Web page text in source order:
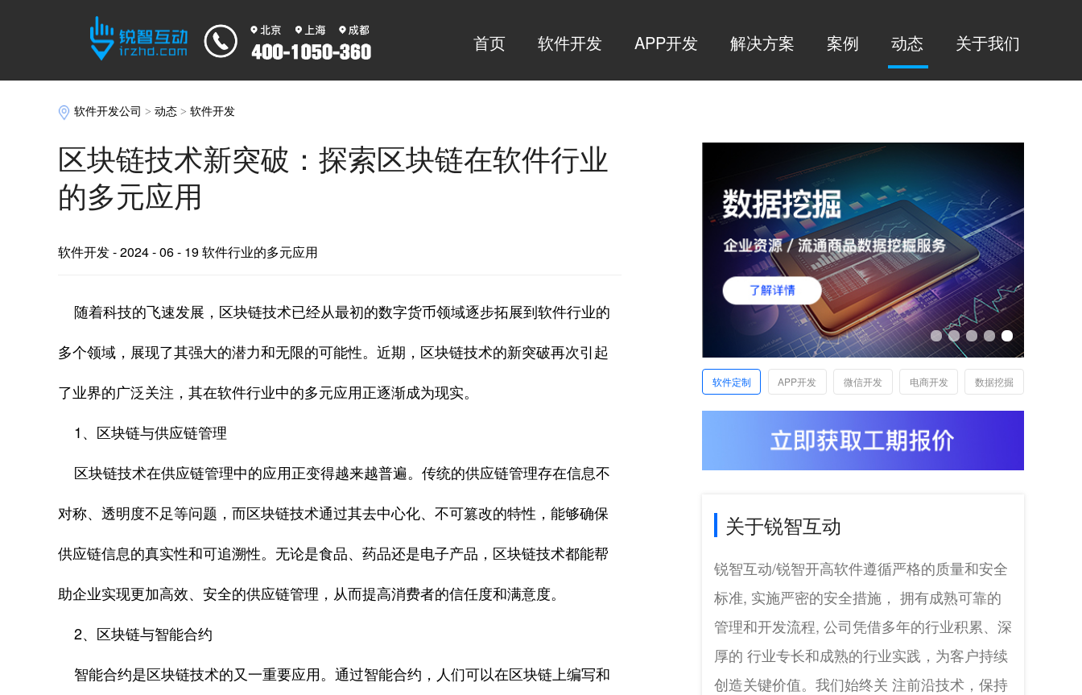
首页 软件开发 APP开发 解决方案 案例 动态 关于我们
软件开发公司 >动态 >软件开发
区块链技术新突破：探索区块链在软件行业
的多元应用
软件开发- 2024 - 06 - 19 软件行业的多元应用
随着科技的飞速发展，区块链技术已经从最初的数字货币领域逐步拓展到软件行业的
多个领域，展现了其强大的潜力和无限的可能性。近期，区块链技术的新突破再次引起
了业界的广泛关注，其在软件行业中的多元应用正逐渐成为现实。
1、区块链与供应链管理
区块链技术在供应链管理中的应用正变得越来越普遍。传统的供应链管理存在信息不
对称、透明度不足等问题，而区块链技术通过其去中心化、不可篡改的特性，能够确保
供应链信息的真实性和可追溯性。无论是食品、药品还是电子产品，区块链技术都能帮
助企业实现更加高效、安全的供应链管理，从而提高消费者的信任度和满意度。
2、区块链与智能合约
智能合约是区块链技术的又一重要应用。通过智能合约，人们可以在区块链上编写和
软件定制 APP开发 微信开发 电商开发 数据挖掘
关于锐智互动
锐智互动/锐智开高软件遵循严格的质量和安全
标准, 实施严密的安全措施， 拥有成熟可靠的
管理和开发流程, 公司凭借多年的行业积累、深
厚的 行业专长和成熟的行业实践，为客户持续
创造关键价值。我们始终关 注前沿技术，保持